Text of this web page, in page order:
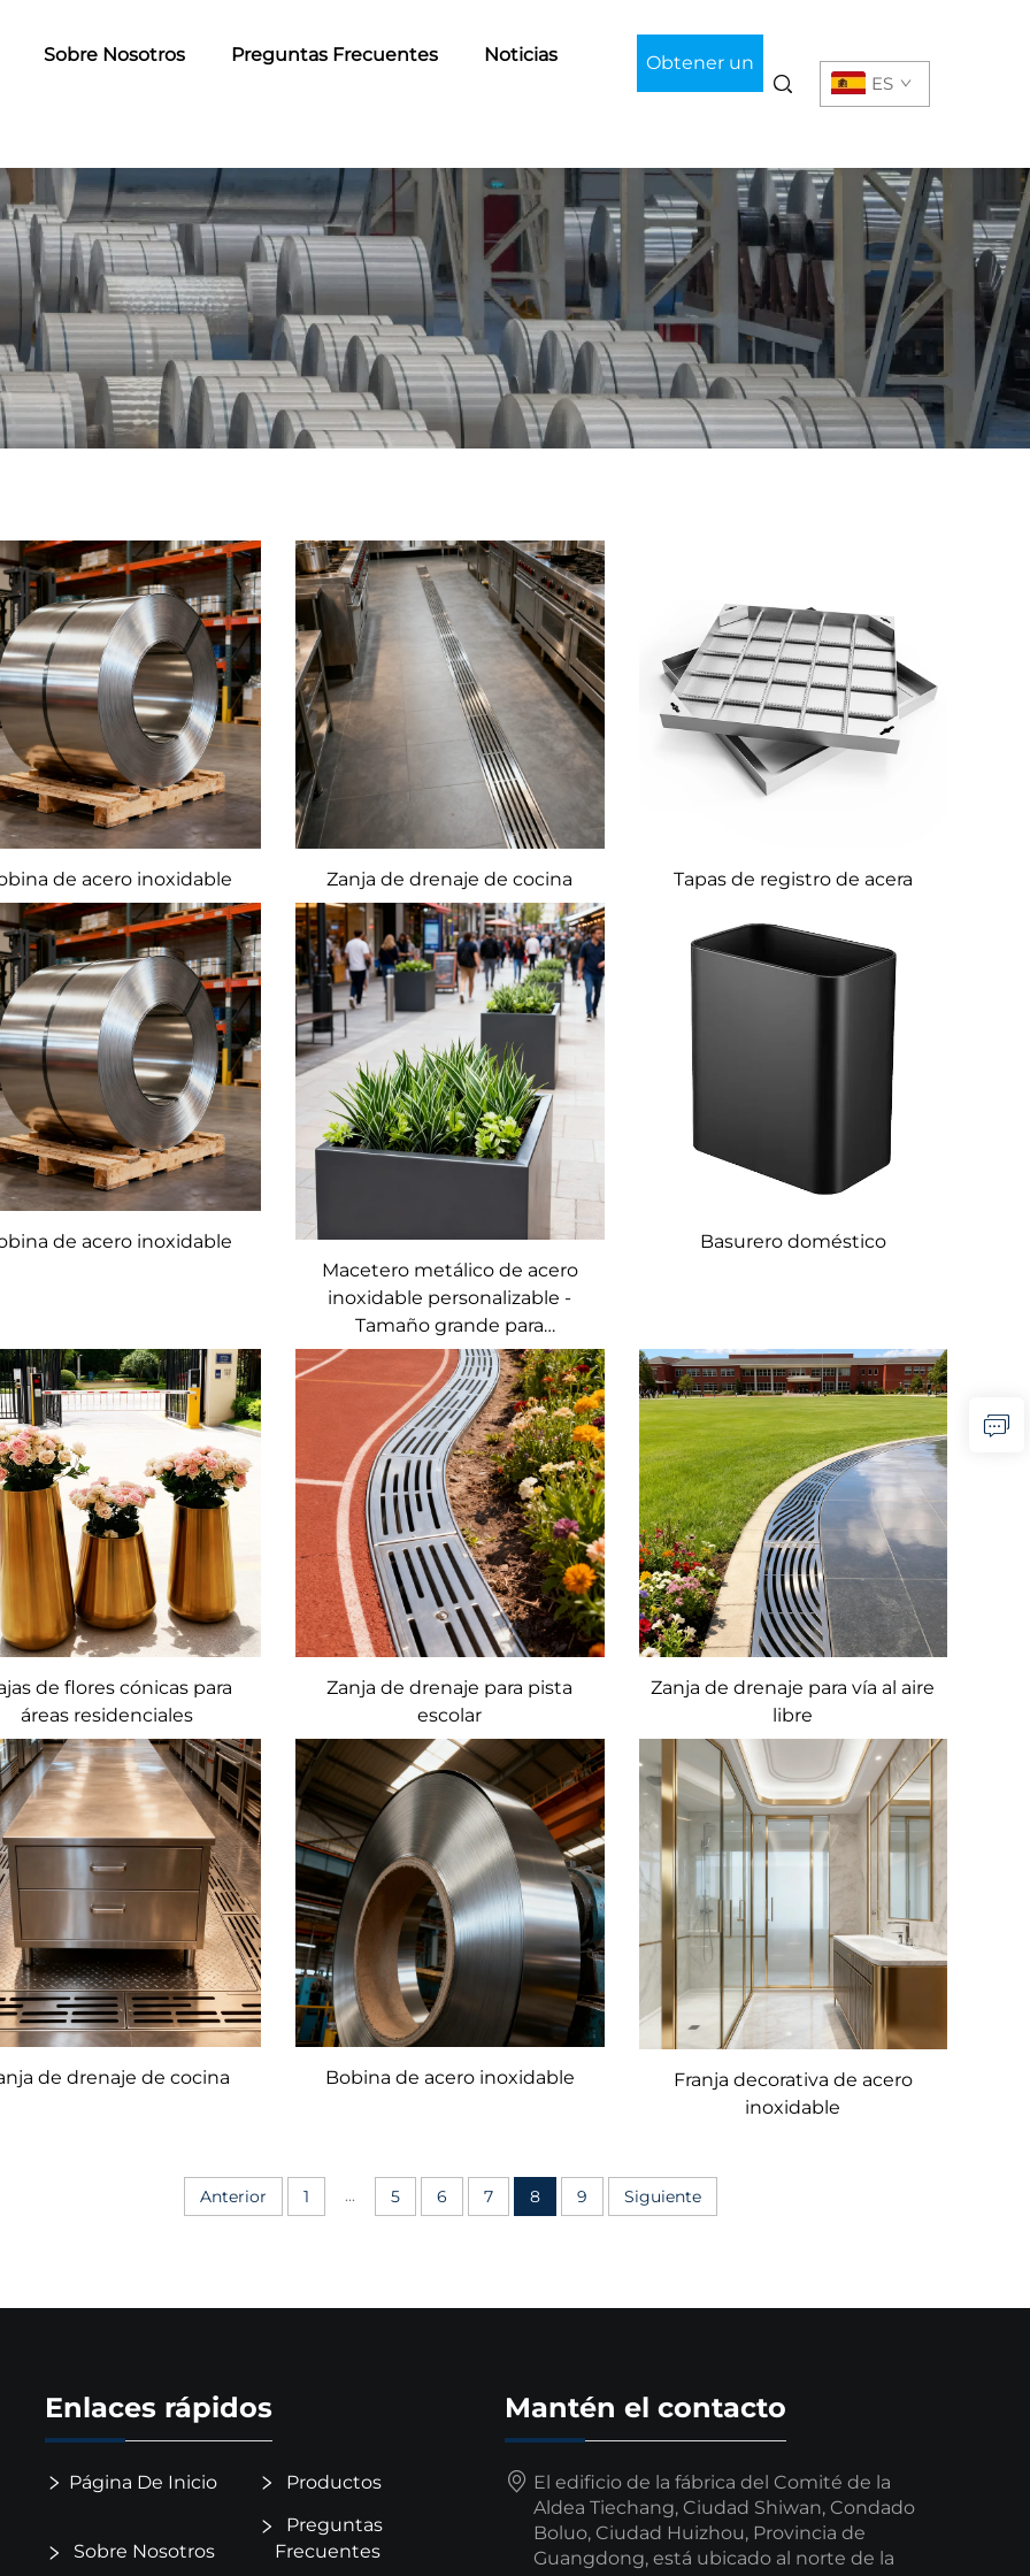
Sobre Nosotros Preguntas Frecuentes Noticias Obtener un
ES
de acero inoxidable Zanja de drenaje de cocina Tapas de registro de acera
de acero inoxidable
Macetero metálico de acero
inoxidable personalizable -
Tamaño grande para
paisajismo
municipal/comercial
Basurero doméstico
de flores cónicas para
áreas residenciales
Zanja de drenaje para pista
escolar
Zanja de drenaje para vía al aire
libre
de drenaje de cocina Bobina de acero inoxidable
Franja decorativa de acero
inoxidable
Anterior 1 ... 5 6 7 8 9 Siguiente
Enlaces rápidos
Página De Inicio Productos
Sobre Nosotros
Preguntas
Frecuentes
Mantén el contacto
El edificio de la fábrica del Comité de la
Aldea Tiechang, Ciudad Shiwan, Condado
Boluo, Ciudad Huizhou, Provincia de
Guangdong, está ubicado al norte de la